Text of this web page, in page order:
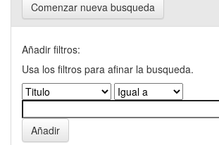
Comenzar nueva busqueda
Añadir filtros:
Usa los filtros para afinar la busqueda.